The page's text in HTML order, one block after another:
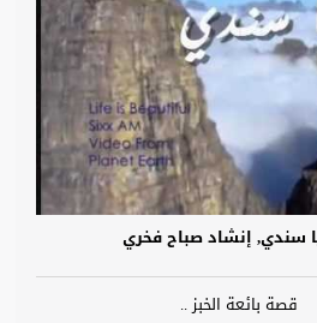
سندي, إنشاد صباح فخري
قصة بائعة الخبز ..